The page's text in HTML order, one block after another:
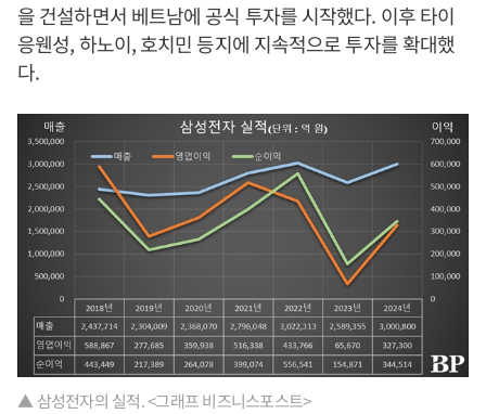
을 건설하면서 베트남에 공식 투자를 시작했다. 이후 타이
응웬성, 하노이, 호치민 등지에 지속적으로 투자를 확대했
다.
▲ 삼성전자의 실적. <그래프 비즈니스포스트>